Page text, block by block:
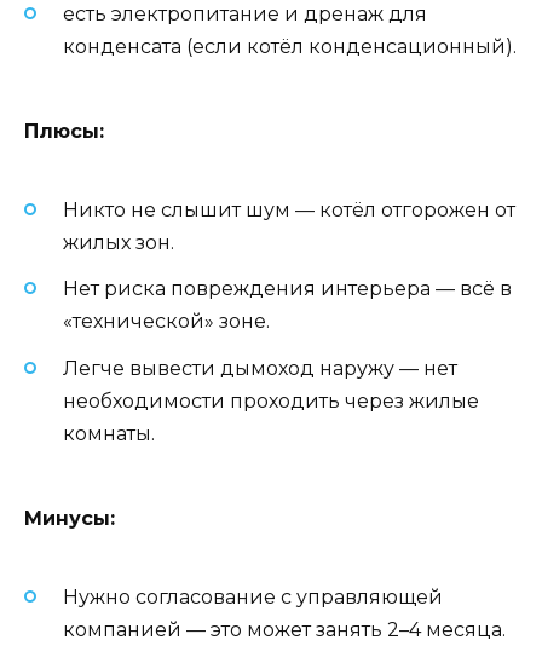
есть электропитание и дренаж для
конденсата (если котёл конденсационный).
Плюсы:
Никто не слышит шум — котёл отгорожен от
жилых зон.
Нет риска повреждения интерьера — всё в
«технической» зоне.
Легче вывести дымоход наружу — нет
необходимости проходить через жилые
комнаты.
Минусы:
Нужно согласование с управляющей
компанией — это может занять 2–4 месяца.